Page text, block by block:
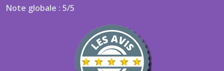
Note globale : 5/5